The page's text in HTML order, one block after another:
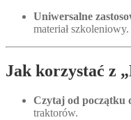
Uniwersalne
materiał szkoleniowy.
Jak korzystać z
Czytaj od początku
traktorów.